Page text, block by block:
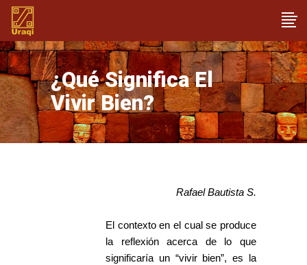
¿Qué Significa El
Vivir Bien?
Rafael Bautista S.
El contexto en el cual se produce
la reflexión acerca de lo que
significaría un “vivir bien”, es la